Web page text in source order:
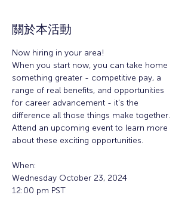
關於本活動
Now hiring in your area!
When you start now, you can take home
something greater - competitive pay, a
range of real benefits, and opportunities
for career advancement - it's the
difference all those things make together.
Attend an upcoming event to learn more
about these exciting opportunities.
When:
Wednesday October 23, 2024
12:00 pm PST